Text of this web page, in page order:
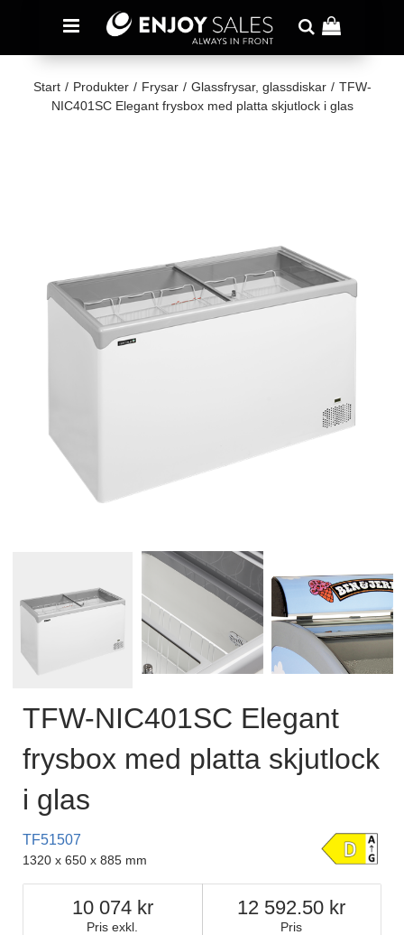
Start / Produkter / Frysar / Glassfrysar, glassdiskar / TFW-
NIC401SC Elegant frysbox med platta skjutlock i glas
TFW-NIC401SC Elegant
frysbox med platta skjutlock
i glas
TF51507
1320 x 650 x 885 mm
Pris exkl.
10 074
Pris
12 592.50